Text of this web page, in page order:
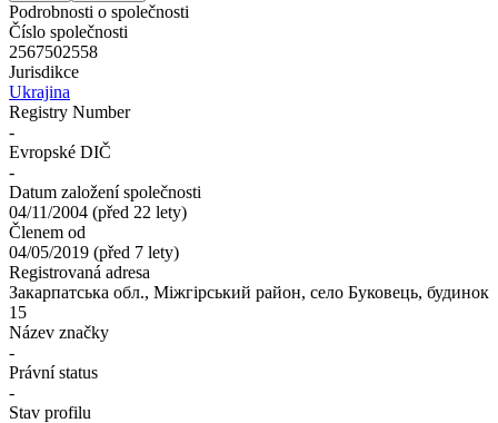
Podrobnosti o společnosti
Číslo společnosti
2567502558
Jurisdikce
Ukrajina
Registry Number
-
Evropské DIČ
-
Datum založení společnosti
04/11/2004 (před 22 lety)
Členem od
04/05/2019 (před 7 lety)
Registrovaná adresa
Закарпатська обл., Міжгірський район, село Буковець, будинок
15
Název značky
-
Právní status
-
Stav profilu